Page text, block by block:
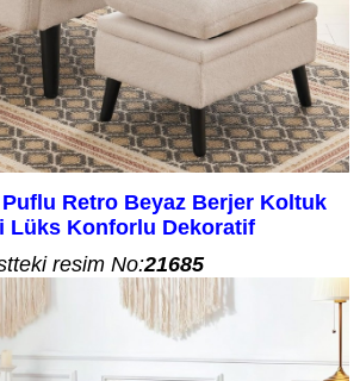
Retro Beyaz Berjer Koltuk
Lüks Konforlu Dekoratif
resim No:21685